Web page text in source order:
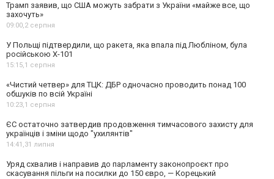
Трамп заявив, що США можуть забрати з України «майже все, що
захочуть»
09:00,2 серпня
У Польщі підтвердили, що ракета, яка впала під Любліном, була
російською Х-101
15:15,1 серпня
«Чистий четвер» для ТЦК: ДБР одночасно проводить понад 100
обшуків по всій Україні
10:23,1 серпня
ЄС остаточно затвердив продовження тимчасового захисту для
українців і зміни щодо "ухилянтів"
14:41,31 липня
Уряд схвалив і направив до парламенту законопроєкт про
скасування пільги на посилки до 150 євро, — Корецький